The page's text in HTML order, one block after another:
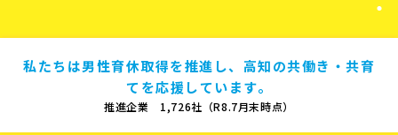
私たちは男性育休取得を推進し、高知の共働き・共育
てを応援しています。
推進企業 1,726社（R8.7月末時点）